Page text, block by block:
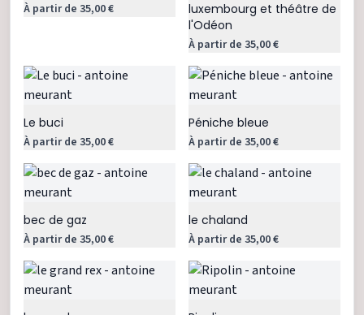
À partir de 35,00 €
luxembourg et théâtre de
l'Odéon
À partir de 35,00 €
Le buci
À partir de 35,00 €
Péniche bleue
À partir de 35,00 €
bec de gaz
À partir de 35,00 €
le chaland
À partir de 35,00 €